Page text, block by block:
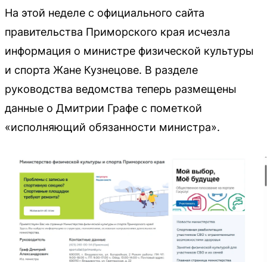
На этой неделе с официального сайта
правительства Приморского края исчезла
информация о министре физической культуры
и спорта Жане Кузнецове. В разделе
руководства ведомства теперь размещены
данные о Дмитрии Графе с пометкой
«исполняющий обязанности министра».